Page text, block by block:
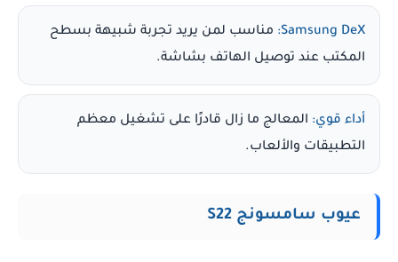
Samsung DeX:
مناسب لمن يريد تجربة شبيهة بسطح
المكتب عند توصيل الهاتف بشاشة.
أداء قوي: المعالج ما زال قادرًا على تشغيل معظم
التطبيقات والألعاب.
عيوب سامسونج S22